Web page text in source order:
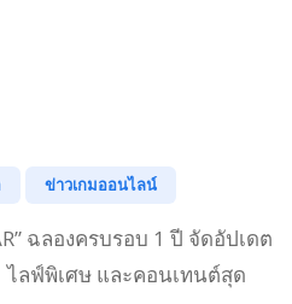
ข่าวเกมออนไลน์
ฉลองครบรอบ 1 ปี จัดอัปเดต
ลฟ์พิเศษ และคอนเทนต์สุด